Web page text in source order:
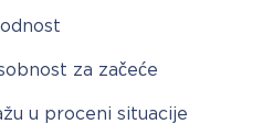
za začeće
u proceni situacije